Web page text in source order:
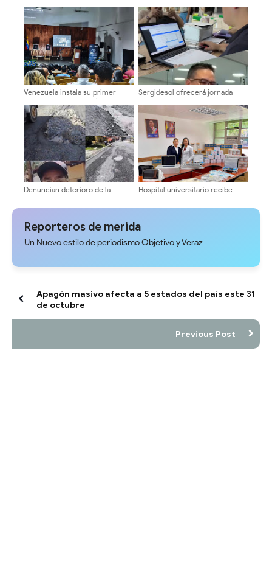
Facijup-ULA
sostuvieron encuentros en la
ULA sobre autonomía y
sostenibilidad
Venezuela instala su primer
detector de astropartículas en
los Andes
Sergidesol ofrecerá jornada
En el pago del servicio de aseo
urbano en la Plaza Belén
Denuncian deterioro de la
tras trabajos de tuberías de
Hospital universitario recibe
ayudas técnicas
Reporteros de merida
Un Nuevo estilo de periodismo Objetivo y Veraz
Apagón masivo afecta a 5 estados del país este 31
de octubre
Previous Post